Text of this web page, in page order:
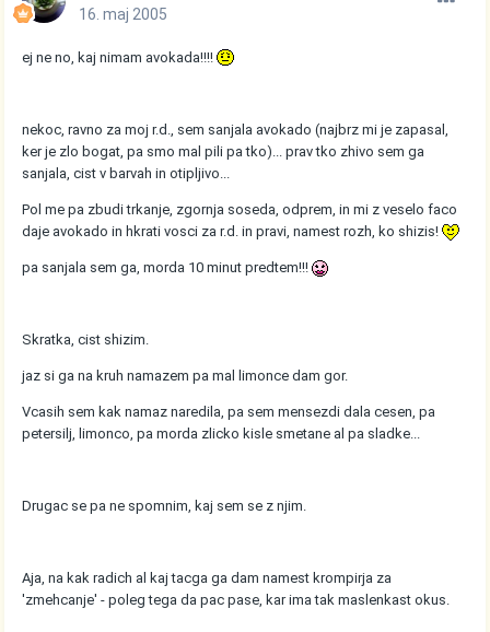
16. maj 2005
ej ne no, kaj nimam avokada!!!!
nekoc, ravno za moj r.d., sem sanjala avokado (najbrz mi je zapasal,
ker je zlo bogat, pa smo mal pili pa tko)... prav tko zhivo sem ga
sanjala, cist v barvah in otipljivo...
Pol me pa zbudi trkanje, zgornja soseda, odprem, in mi z veselo faco
daje avokado in hkrati vosci za r.d. in pravi, namest rozh, ko shizis!
pa sanjala sem ga, morda 10 minut predtem!!!
Skratka, cist shizim.
jaz si ga na kruh namazem pa mal limonce dam gor.
Vcasih sem kak namaz naredila, pa sem mensezdi dala cesen, pa
petersilj, limonco, pa morda zlicko kisle smetane al pa sladke...
Drugac se pa ne spomnim, kaj sem se z njim.
Aja, na kak radich al kaj tacga ga dam namest krompirja za
'zmehcanje' - poleg tega da pac pase, kar ima tak maslenkast okus.